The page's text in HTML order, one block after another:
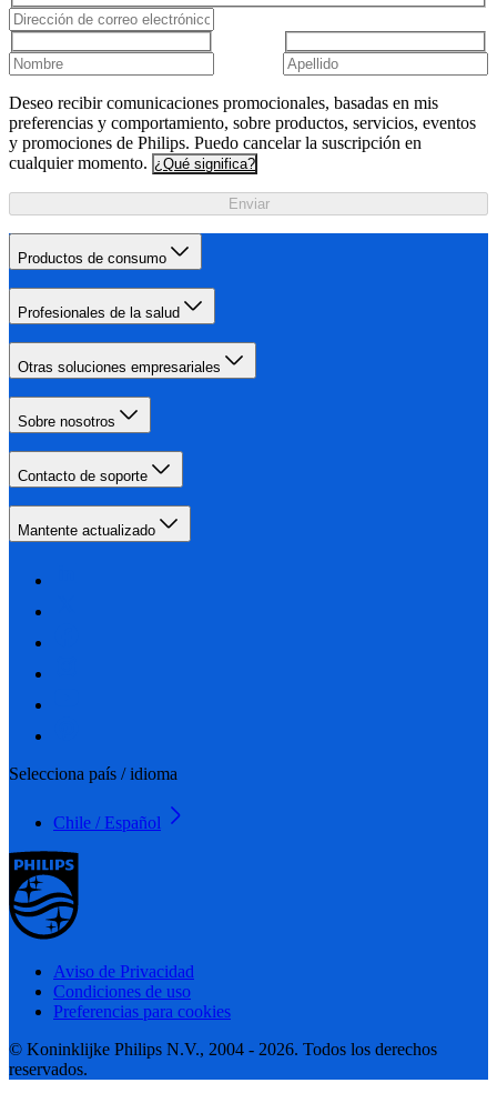
Deseo recibir comunicaciones promocionales, basadas en mis
preferencias y comportamiento, sobre productos, servicios, eventos
y promociones de Philips. Puedo cancelar la suscripción en
cualquier momento. ¿Qué significa?
Enviar
Productos de consumo
Profesionales de la salud
Otras soluciones empresariales
Sobre nosotros
Contacto de soporte
Mantente actualizado
Selecciona país / idioma
Chile / Español
Aviso de Privacidad
Condiciones de uso
Preferencias para cookies
© Koninklijke Philips N.V., 2004 - 2026. Todos los derechos
reservados.